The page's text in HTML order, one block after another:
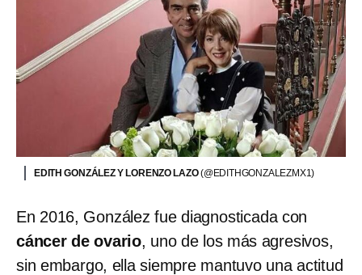
EDITH GONZÁLEZ Y LORENZO LAZO(@EDITHGONZALEZMX1)
En 2016, González fue diagnosticada con
cáncer de ovario, uno de los más agresivos,
sin embargo, ella siempre mantuvo una actitud